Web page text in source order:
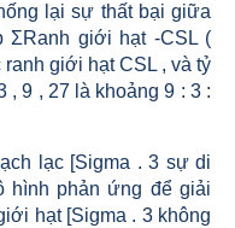
lại sự thất bại giữa
ΣRanh giới hạt -CSL (
giới hạt CSL , và tỷ
, 9 , 27 là khoảng 9 : 3 :
lạc [Sigma . 3 sự di
hình phản ứng để giải
hạt [Sigma . 3 không